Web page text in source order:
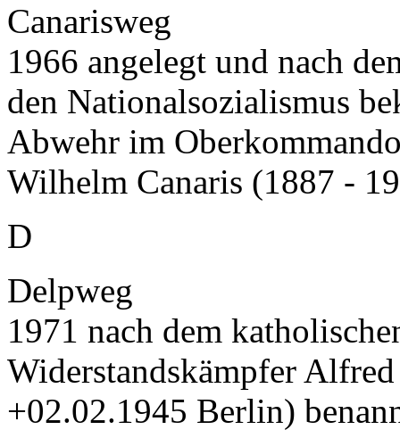
Canarisweg
1966 angelegt und nach
den Nationalsozialismus
Abwehr im
Wilhelm Canaris (1887 -
D
Delpweg
1971 nach dem
Widerstandskämpfer
+02.02.1945 Berlin)